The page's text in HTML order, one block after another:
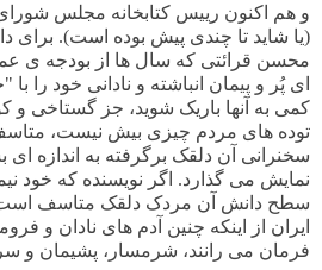
و هم اکنون رییس کتابخانه مجلس
(یا شاید تا چندی پیش بوده است). برای
محسن قرائتی که سال ها از بودجه ی
ای پُر و پیمان انباشته و نادانی خود را
کمی به آنها باریک شوید، جز گستاخی
توده های مردم چیزی بیش نیست،
سخنرانی آن دلقک برگرفته به اندازه ای
نمایش می گذارد. اگر نویسنده که خود
سطح دانش آن مردک دلقک متاسف است،
ایران از اینکه چنین آدم های نادان و
فرمان می رانند، شرمسار، پشیمان و